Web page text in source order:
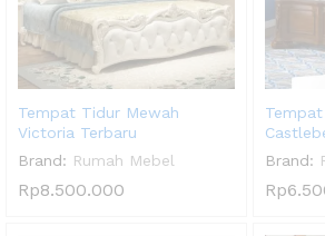
Tempat Tidur Mewah
Victoria Terbaru
Brand: Rumah Mebel
Rp8.500.000
Brand:
Rp